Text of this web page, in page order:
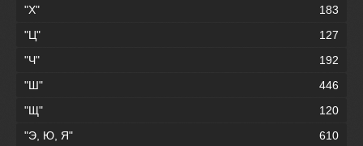
"Х"
183
"Ц"
127
"Ч"
192
"Ш"
446
"Щ"
120
"Э, Ю, Я"
610